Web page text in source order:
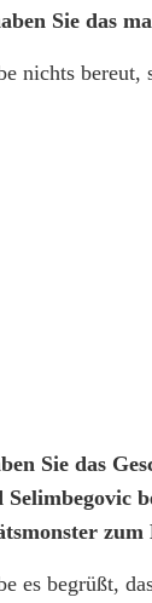
Sie das
nichts bereut,
Sie das
Selimbegovic
zum
es begrüßt,